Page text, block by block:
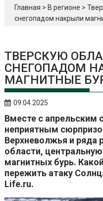
Главная > В регионе >
снегопадом накрыли
ТВЕРСКУЮ
СНЕГОПАДОМ
МАГНИТНЫЕ
09.04.2025
Вместе с апрельским
неприятным
Верхневолжья и ряда
области,
магнитных бурь.
пережить атаку
Life.ru.